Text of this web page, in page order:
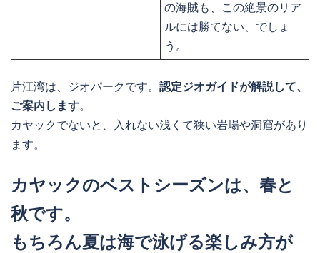
の海賊も、この絶景のリア
ルには勝てない、でしょ
う。
片江湾は、ジオパークです。 認定ジオガイドが解説して、
ご案内します。
カヤックでないと、入れない浅くて狭い岩場や洞窟があり
ます。
カヤックのベストシーズンは、春と
秋です。
もちろん夏は海で泳げる楽しみ方が